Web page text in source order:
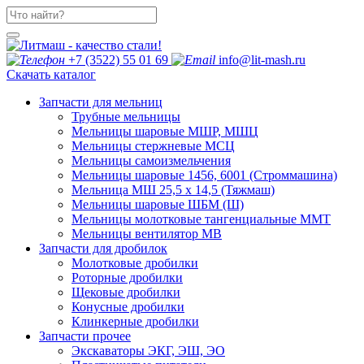
+7 (3522) 55 01 69
info@lit-mash.ru
Скачать каталог
Запчасти для мельниц
Трубные мельницы
Мельницы шаровые МШР, МШЦ
Мельницы стержневые МСЦ
Мельницы самоизмельчения
Мельницы шаровые 1456, 6001 (Строммашина)
Мельница МШ 25,5 х 14,5 (Тяжмаш)
Мельницы шаровые ШБМ (Ш)
Мельницы молотковые тангенциальные ММТ
Мельницы вентилятор МВ
Запчасти для дробилок
Молотковые дробилки
Роторные дробилки
Щековые дробилки
Конусные дробилки
Клинкерные дробилки
Запчасти прочее
Экскаваторы ЭКГ, ЭШ, ЭО